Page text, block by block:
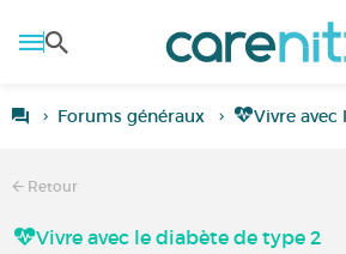
Forums généraux Vivre
Retour
Vivre avec le diabète de type 2